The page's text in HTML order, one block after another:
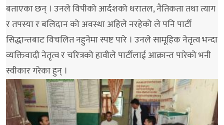
बताएका छन् । उनले विपीको आर्दशको धरातल, नैतिकता तथा त्याग
र तपस्या र बलिदान को अवस्था अहिले नरहेको ले पनि पार्टी
सिद्धान्तबाट विचलित नहुनेमा स्पष्ट पारे । उनले सामूहिक नेतृत्व भन्दा
व्यक्तिवादी नेतृत्व र चरित्रको हावीले पार्टीलाई आक्रान्त पारेको भनी
स्वीकार गरेका हुन् ।